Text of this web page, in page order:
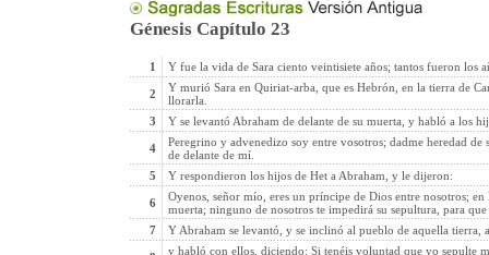
Génesis Capítulo 23
1 Y fue la vida de Sara ciento veintisiete años; tantos fueron los
2
Y murió Sara en Quiriat-arba, que es Hebrón, en la tierra de
llorarla.
3
Y se levantó Abraham de delante de su muerta, y habló a los
4
Peregrino y advenedizo soy entre vosotros; dadme heredad
de delante de mí.
5
Y respondieron los hijos de Het a Abraham, y le dijeron:
6
Oyenos, señor mío, eres un príncipe de Dios entre nosotros;
muerta; ninguno de nosotros te impedirá su sepultura, para
7
Y Abraham se levantó, y se inclinó al pueblo de aquella tierra,
y habló con ellos, diciendo: Si tenéis voluntad que yo sepulte